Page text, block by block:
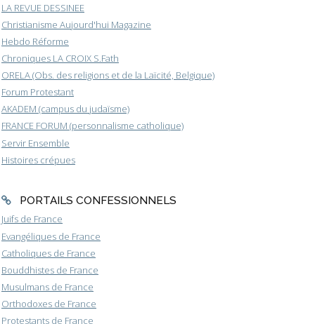
LA REVUE DESSINEE
Christianisme Aujourd'hui Magazine
Hebdo Réforme
Chroniques LA CROIX S.Fath
ORELA (Obs. des religions et de la Laïcité, Belgique)
Forum Protestant
AKADEM (campus du judaïsme)
FRANCE FORUM (personnalisme catholique)
Servir Ensemble
Histoires crépues
PORTAILS CONFESSIONNELS
Juifs de France
Evangéliques de France
Catholiques de France
Bouddhistes de France
Musulmans de France
Orthodoxes de France
Protestants de France